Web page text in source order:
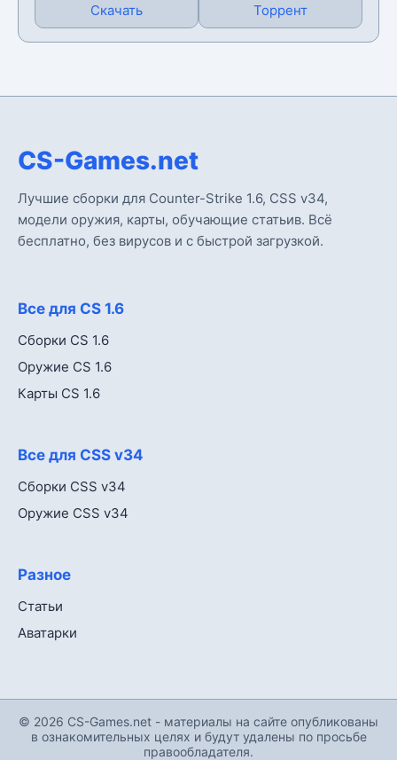
Скачать Торрент
CS-Games.net
Лучшие сборки для Counter-Strike 1.6, CSS v34,
модели оружия, карты, обучающие статьив. Всё
бесплатно, без вирусов и с быстрой загрузкой.
Все для CS 1.6
Сборки CS 1.6
Оружие CS 1.6
Карты CS 1.6
Все для CSS v34
Сборки CSS v34
Оружие CSS v34
Разное
Статьи
Аватарки
© 2026 CS-Games.net - материалы на сайте опубликованы
в ознакомительных целях и будут удалены по просьбе
правообладателя.